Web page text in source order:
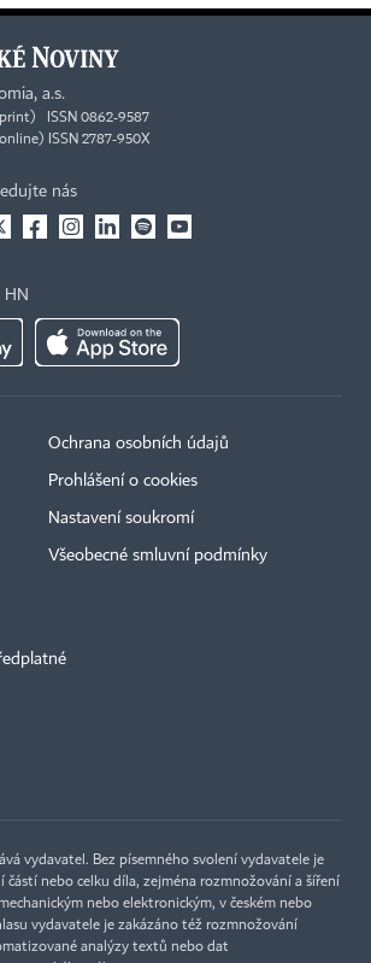
a.s.
ISSN 0862-9587
ISSN 2787-950X
nás
HN
Ochrana osobních údajů
Prohlášení o cookies
Nastavení soukromí
Všeobecné smluvní podmínky
vydavatel. Bez písemného svolení vydavatele je
částí nebo celku díla, zejména rozmnožování a šíření
nebo elektronickým, v českém nebo
vydavatele je zakázáno též rozmnožování
analýzy textů nebo dat